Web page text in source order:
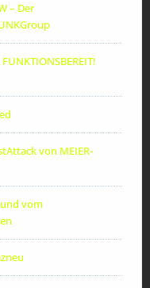
– Der
von MEIER-
und vom